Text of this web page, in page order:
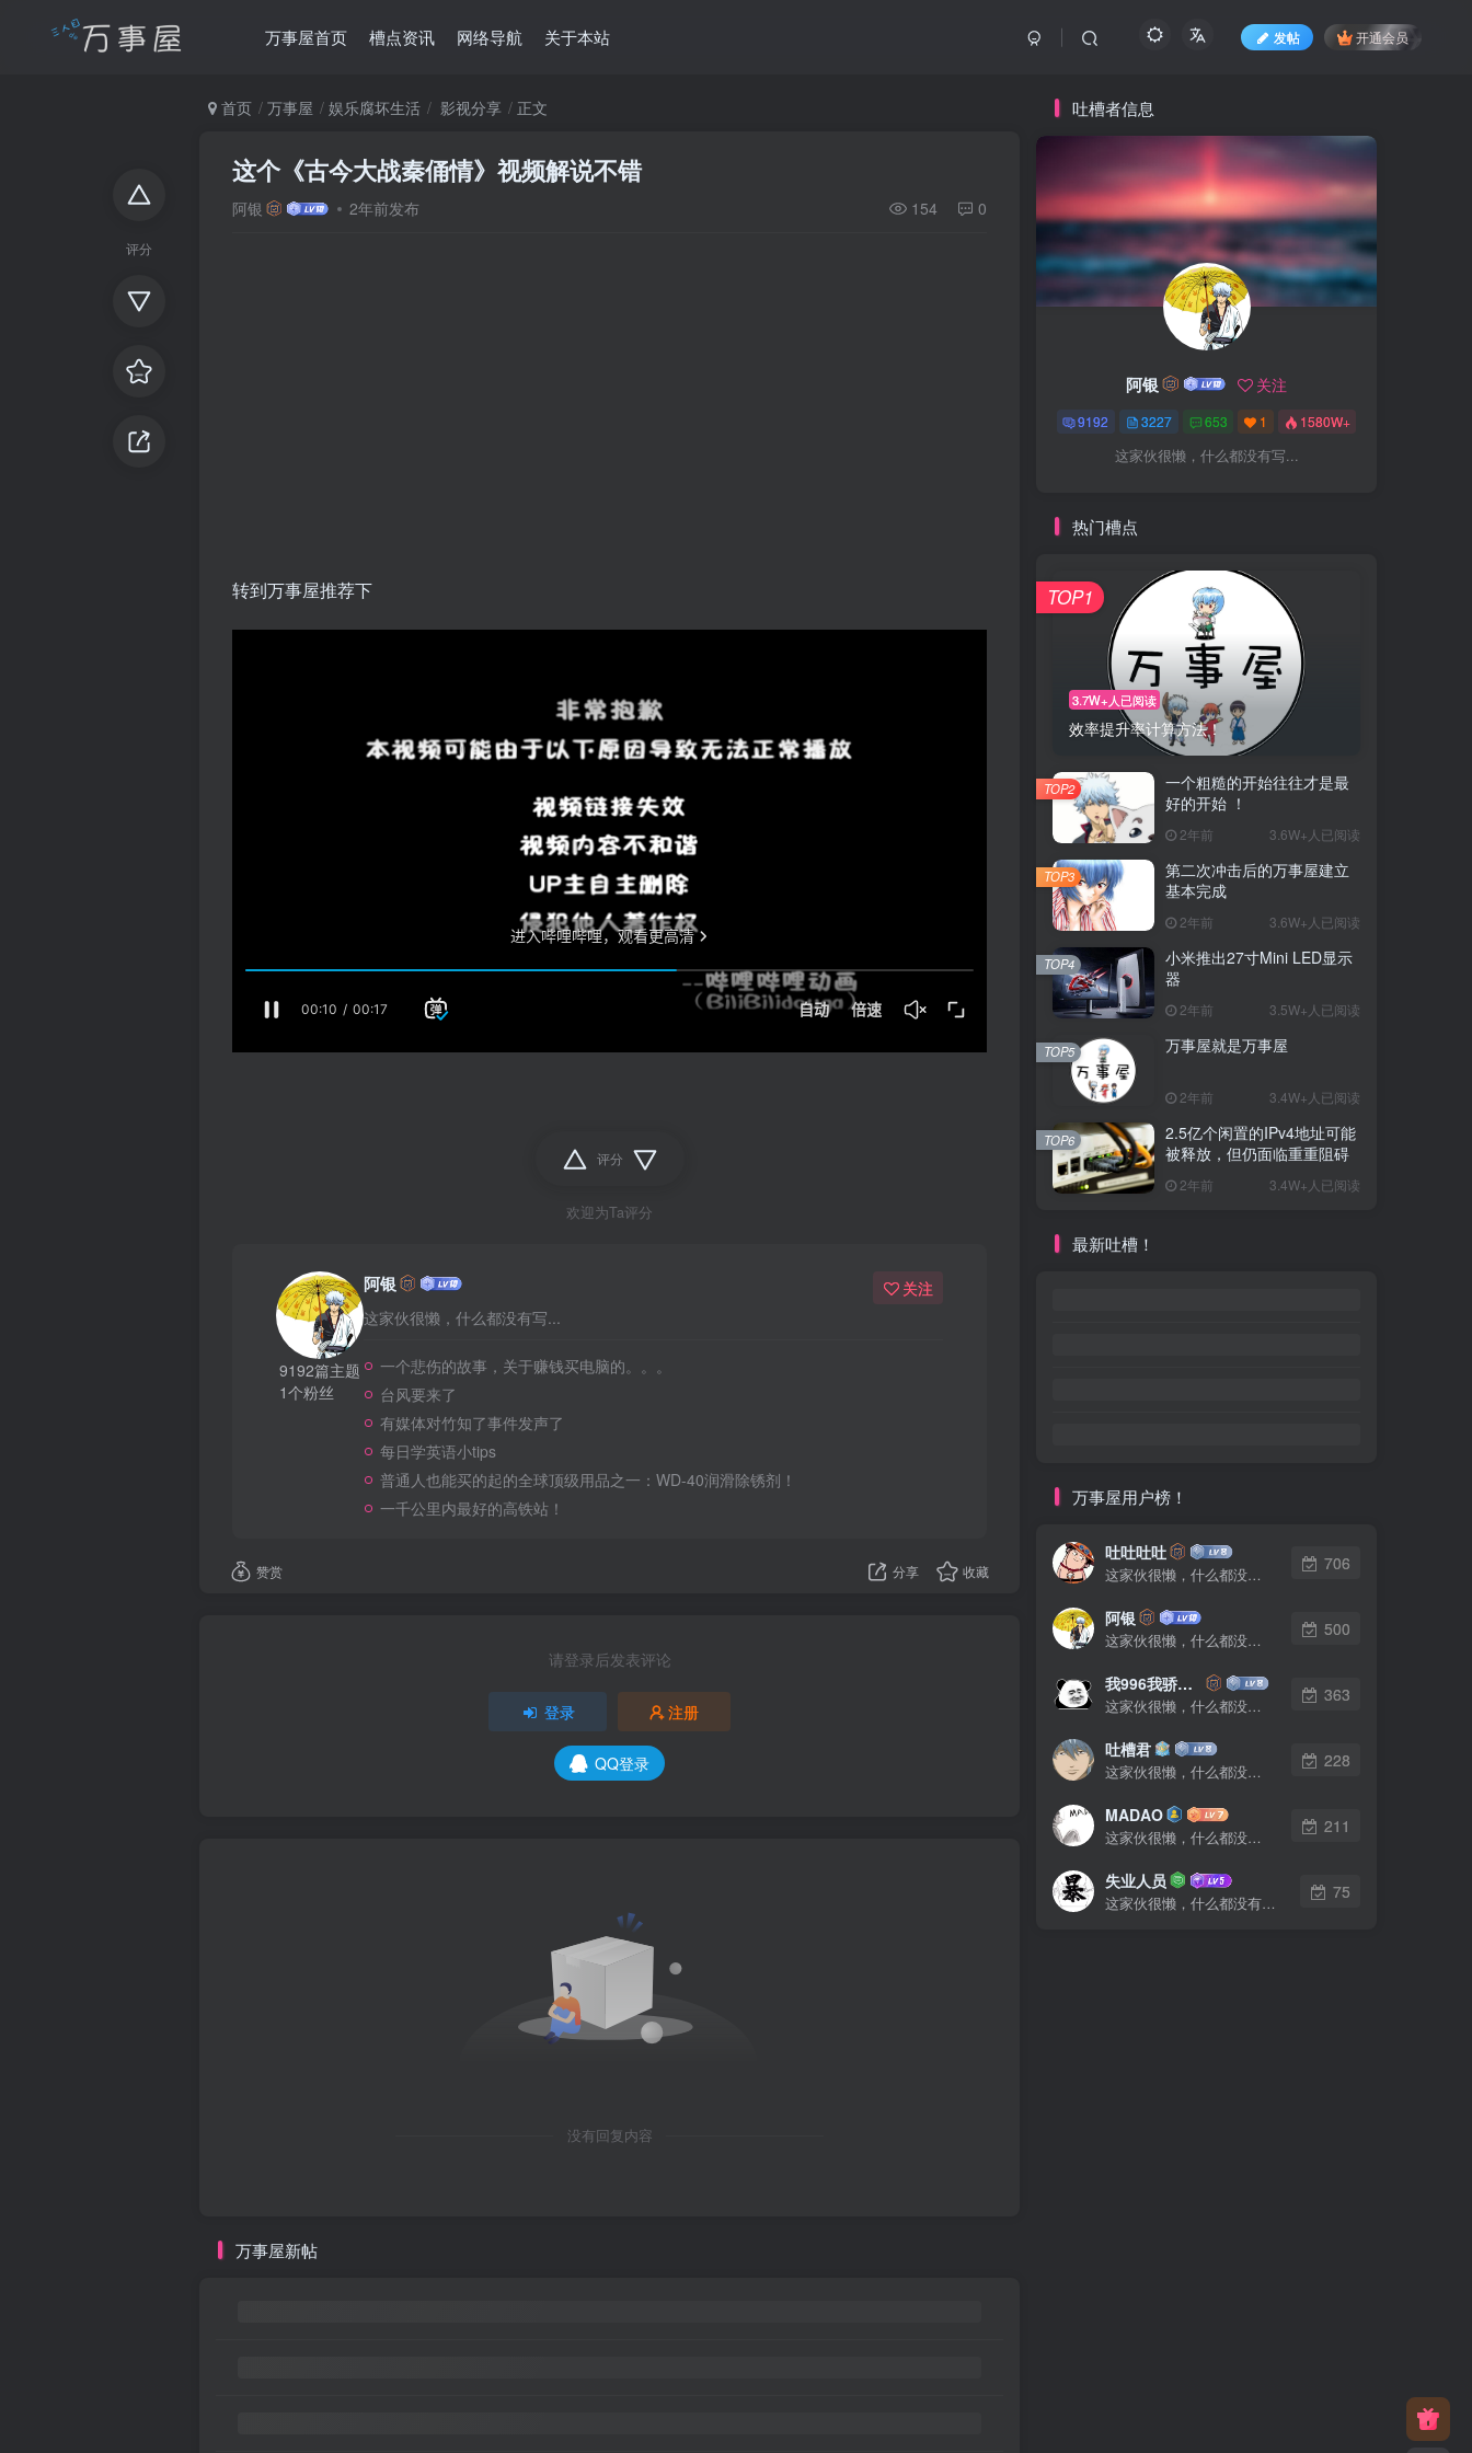
万事屋首页 槽点资讯 网络导航 关于本站 发帖 开通会员
评分
首页 万事屋 娱乐腐坏生活 影视分享 正文
这个《古今大战秦俑情》视频解说不错
阿银 2年前发布 154 0
转到万事屋推荐下
评分
欢迎为Ta评分
9192篇主题
1个粉丝
阿银
这家伙很懒，什么都没有写...
关注
一个悲伤的故事，关于赚钱买电脑的。。。
台风要来了
有媒体对竹知了事件发声了
每日学英语小tips
普通人也能买的起的全球顶级用品之一：WD-40润滑除锈剂！
一千公里内最好的高铁站！
赞赏 分享 收藏
请登录后发表评论
登录 注册
QQ登录
没有回复内容
万事屋新帖
吐槽者信息
阿银 关注
9192 3227 653 1 1580W+
这家伙很懒，什么都没有写...
热门槽点
3.7W+人已阅读
效率提升率计算方法！
TOP1
一个粗糙的开始往往才是最
好的开始 ！
2年前 3.6W+人已阅读
TOP2
第二次冲击后的万事屋建立
基本完成
2年前 3.6W+人已阅读
TOP3
小米推出27寸Mini LED显示
器
2年前 3.5W+人已阅读
TOP4
万事屋就是万事屋
2年前 3.4W+人已阅读
TOP5
2.5亿个闲置的IPv4地址可能
被释放，但仍面临重重阻碍
2年前 3.4W+人已阅读
TOP6
最新吐槽！
万事屋用户榜！
吐吐吐吐
这家伙很懒，什么都没有写...
706
阿银
这家伙很懒，什么都没有写...
500
我996我骄傲了么
这家伙很懒，什么都没有写...
363
吐槽君
这家伙很懒，什么都没有写...
228
MADAO
这家伙很懒，什么都没有写...
211
失业人员
这家伙很懒，什么都没有写...
75